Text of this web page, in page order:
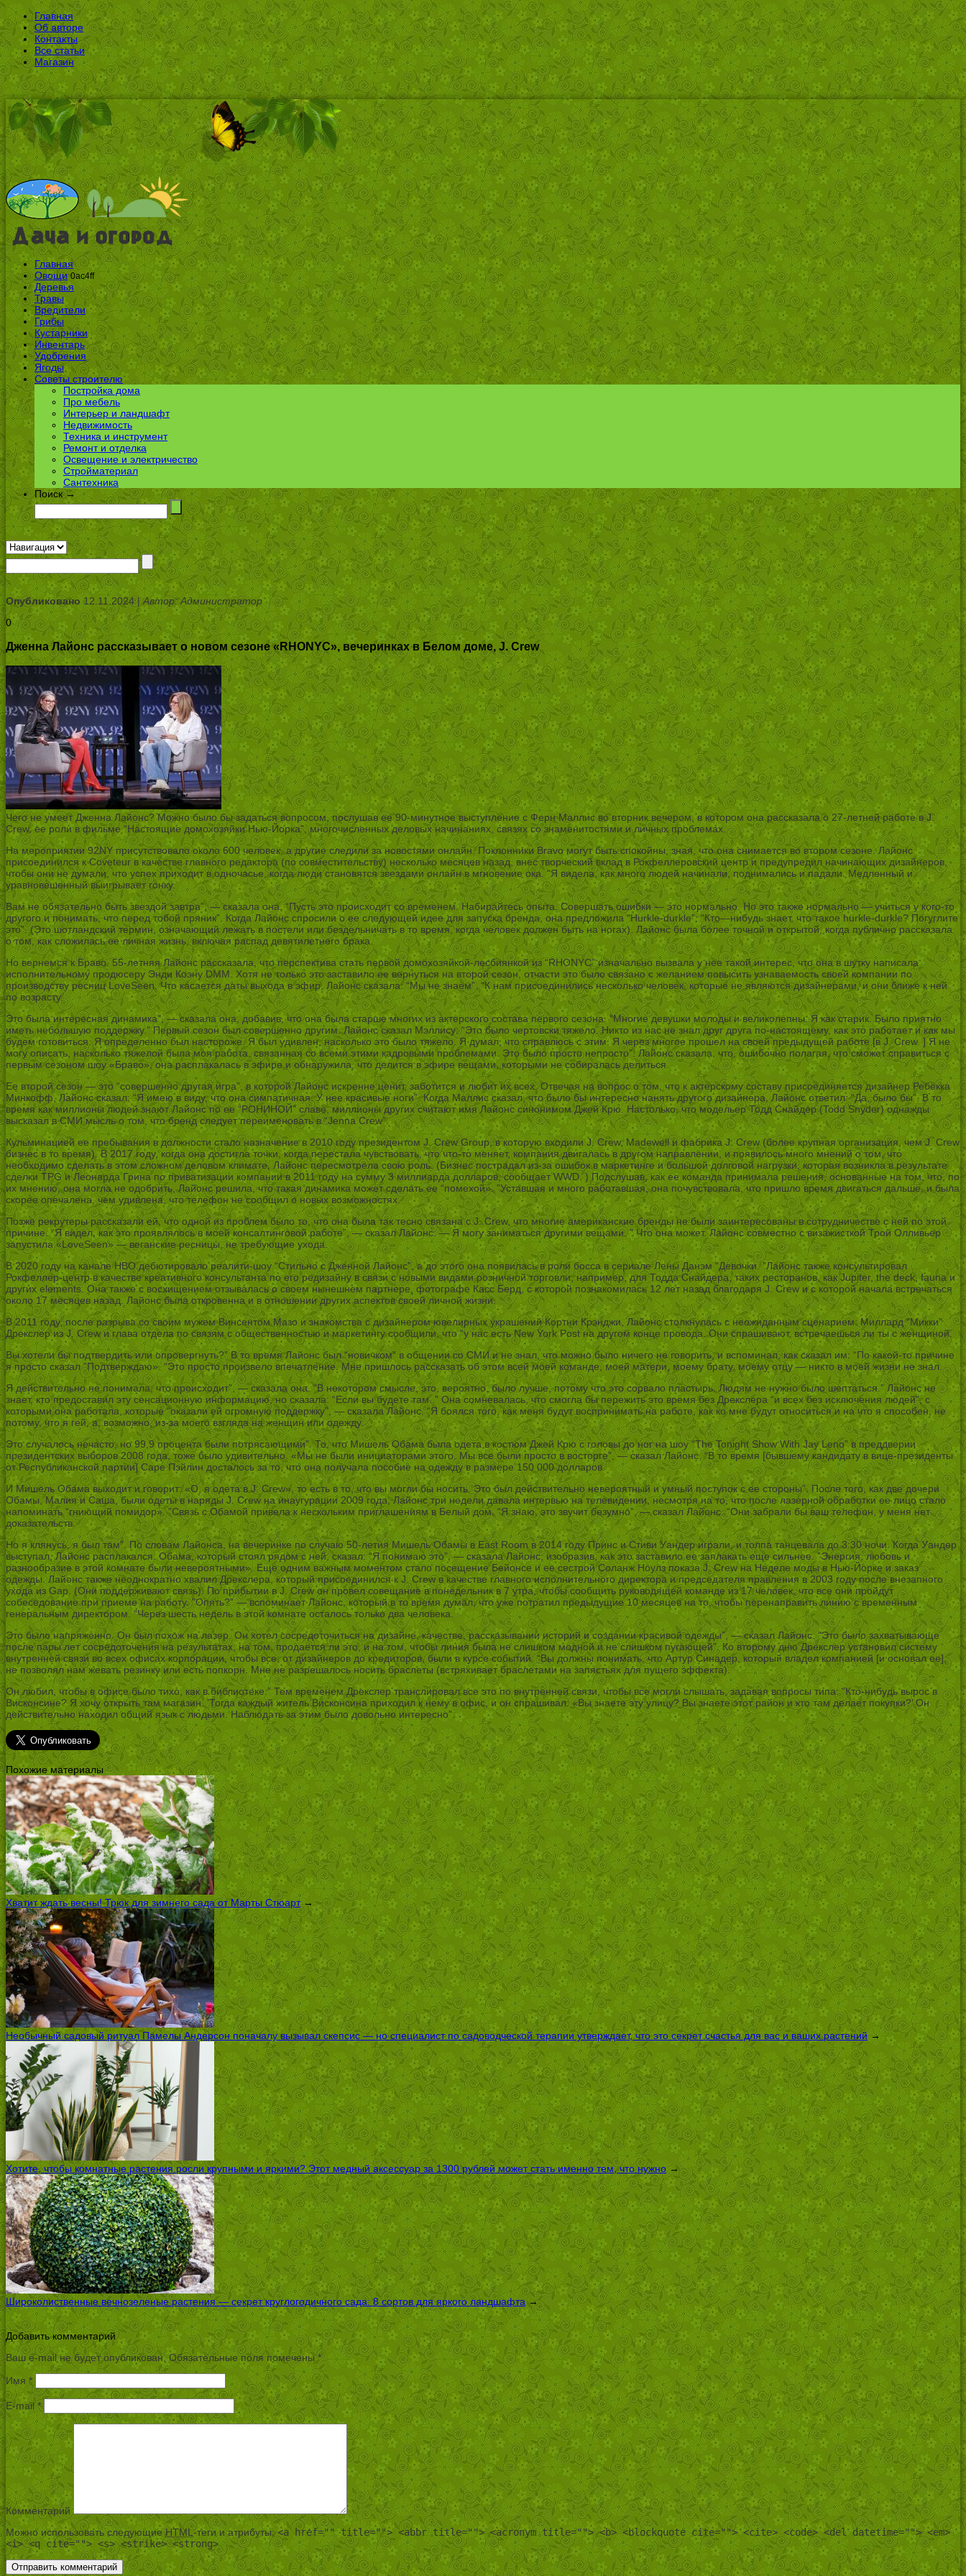
Главная
Об авторе
Контакты
Все статьи
Магазин
Главная
Овощи 0ac4ff
Деревья
Травы
Вредители
Грибы
Кустарники
Инвентарь
Удобрения
Ягоды
Советы строителю
Постройка дома
Про мебель
Интерьер и ландшафт
Недвижимость
Техника и инструмент
Ремонт и отделка
Освещение и электричество
Стройматериал
Сантехника
Поиск →
Опубликовано12.11.2024 |Автор: Администратор
0
Дженна Лайонс рассказывает о новом сезоне «RHONYC», вечеринках в Белом доме, J. Crew
Чего не умеет Дженна Лайонс? Можно было бы задаться вопросом, послушав ее 90-минутное выступление с Ферн Маллис во вторник вечером, в котором она рассказала о 27-летней работе в J.
Crew, ее роли в фильме “Настоящие домохозяйки Нью-Йорка”, многочисленных деловых начинаниях, связях со знаменитостями и личных проблемах.
На мероприятии 92NY присутствовало около 600 человек, а другие следили за новостями онлайн. Поклонники Bravo могут быть спокойны, зная, что она снимается во втором сезоне. Лайонс
присоединился к Coveteur в качестве главного редактора (по совместительству) несколько месяцев назад, внес творческий вклад в Рокфеллеровский центр и предупредил начинающих дизайнеров,
чтобы они не думали, что успех приходит в одночасье, когда люди становятся звездами онлайн в мгновение ока. “Я видела, как много людей начинали, поднимались и падали. Медленный и
уравновешенный выигрывает гонку.
Вам не обязательно быть звездой завтра”, — сказала она. “Пусть это происходит со временем. Набирайтесь опыта. Совершать ошибки — это нормально. Но это также нормально — учиться у кого-то
другого и понимать, что перед тобой пряник”. Когда Лайонс спросили о ее следующей идее для запуска бренда, она предложила “Hurkle-durkle”: “Кто—нибудь знает, что такое hurkle-durkle? Погуглите
это”. (Это шотландский термин, означающий лежать в постели или бездельничать в то время, когда человек должен быть на ногах). Лайонс была более точной и открытой, когда публично рассказала
о том, как сложилась ее личная жизнь, включая распад девятилетнего брака.
Но вернемся к Браво. 55-летняя Лайонс рассказала, что перспектива стать первой домохозяйкой-лесбиянкой из “RHONYC” изначально вызвала у нее такой интерес, что она в шутку написала
исполнительному продюсеру Энди Коэну DMM. Хотя не только это заставило ее вернуться на второй сезон, отчасти это было связано с желанием повысить узнаваемость своей компании по
производству ресниц LoveSeen. Что касается даты выхода в эфир, Лайонс сказала: “Мы не знаем”. “К нам присоединились несколько человек, которые не являются дизайнерами, и они ближе к ней
по возрасту.
Это была интересная динамика”, — сказала она, добавив, что она была старше многих из актерского состава первого сезона. “Многие девушки молоды и великолепны. Я как старик. Было приятно
иметь небольшую поддержку.” Первый сезон был совершенно другим. Лайонс сказал Мэллису: “Это было чертовски тяжело. Никто из нас не знал друг друга по-настоящему, как это работает и как мы
будем готовиться. Я определенно был настороже. Я был удивлен, насколько это было тяжело. Я думал, что справлюсь с этим. Я через многое прошел на своей предыдущей работе [в J. Crew. ] Я не
могу описать, насколько тяжелой была моя работа, связанная со всеми этими кадровыми проблемами. Это было просто непросто”. Лайонс сказала, что, ошибочно полагая, что сможет справиться с
первым сезоном шоу «Браво», она расплакалась в эфире и обнаружила, что делится в эфире вещами, которыми не собиралась делиться.
Ее второй сезон — это “совершенно другая игра”, в которой Лайонс искренне ценит, заботится и любит их всех. Отвечая на вопрос о том, что к актерскому составу присоединяется дизайнер Ребекка
Минкофф, Лайонс сказал: “Я имею в виду, что она симпатичная. У нее красивые ноги”. Когда Маллис сказал, что было бы интересно нанять другого дизайнера, Лайонс ответил: “Да, было бы”. В то
время как миллионы людей знают Лайонс по ее “РОНИНОЙ” славе, миллионы других считают имя Лайонс синонимом Джей Крю. Настолько, что модельер Тодд Снайдер (Todd Snyder) однажды
высказал в СМИ мысль о том, что бренд следует переименовать в “Jenna Crew”.
Кульминацией ее пребывания в должности стало назначение в 2010 году президентом J. Crew Group, в которую входили J. Crew, Madewell и фабрика J. Crew (более крупная организация, чем J. Crew
бизнес в то время). В 2017 году, когда она достигла точки, когда перестала чувствовать, что что-то меняет, компания двигалась в другом направлении, и появилось много мнений о том, что
необходимо сделать в этом сложном деловом климате, Лайонс пересмотрела свою роль. (Бизнес пострадал из-за ошибок в маркетинге и большой долговой нагрузки, которая возникла в результате
сделки TPG и Леонарда Грина по приватизации компании в 2011 году на сумму 3 миллиарда долларов, сообщает WWD. ) Подслушав, как ее команда принимала решения, основанные на том, что, по
их мнению, она могла не одобрить, Лайонс решила, что такая динамика может сделать ее “помехой». ”Уставшая и много работавшая, она почувствовала, что пришло время двигаться дальше, и была
скорее опечалена, чем удивлена, что телефон не сообщил о новых возможностях.
Позже рекрутеры рассказали ей, что одной из проблем было то, что она была так тесно связана с J. Crew, что многие американские бренды не были заинтересованы в сотрудничестве с ней по этой
причине. “Я видел, как это проявлялось в моей консалтинговой работе”, — сказал Лайонс. — Я могу заниматься другими вещами. ” Что она может. Лайонс совместно с визажисткой Трой Олливьер
запустила «LoveSeen» — веганские ресницы, не требующие ухода.
В 2020 году на канале HBO дебютировало реалити-шоу “Стильно с Дженной Лайонс”, а до этого она появилась в роли босса в сериале Лены Данэм “Девочки. ”Лайонс также консультировал
Рокфеллер-центр в качестве креативного консультанта по его редизайну в связи с новыми видами розничной торговли, например, для Тодда Снайдера, таких ресторанов, как Jupiter, the deck, fauna и
других elements. Она также с восхищением отзывалась о своем нынешнем партнере, фотографе Касс Берд, с которой познакомилась 12 лет назад благодаря J. Crew и с которой начала встречаться
около 17 месяцев назад. Лайонс была откровенна и в отношении других аспектов своей личной жизни.
В 2011 году, после разрыва со своим мужем Винсентом Мазо и знакомства с дизайнером ювелирных украшений Кортни Крэнджи, Лайонс столкнулась с неожиданным сценарием: Миллард “Микки”
Дрекслер из J. Crew и глава отдела по связям с общественностью и маркетингу сообщили, что “у нас есть New York Post на другом конце провода. Они спрашивают, встречаешься ли ты с женщиной.
Вы хотели бы подтвердить или опровергнуть?” В то время Лайонс был “новичком” в общении со СМИ и не знал, что можно было ничего не говорить, и вспоминал, как сказал им: “По какой-то причине
я просто сказал ”Подтверждаю». “Это просто произвело впечатление. Мне пришлось рассказать об этом всей моей команде, моей матери, моему брату, моему отцу — никто в моей жизни не знал.
Я действительно не понимала, что происходит”, — сказала она. “В некотором смысле, это, вероятно, было лучше, потому что это сорвало пластырь. Людям не нужно было шептаться.” Лайонс не
знает, кто предоставил эту сенсационную информацию, но сказала: “Если вы будете там..” Она сомневалась, что смогла бы пережить это время без Дрекслера “и всех без исключения людей”, с
которыми она работала, которые “оказали ей огромную поддержку”, — сказала Лайонс. “Я боялся того, как меня будут воспринимать на работе, как ко мне будут относиться и на что я способен, не
потому, что я гей, а, возможно, из-за моего взгляда на женщин или одежду.
Это случалось нечасто, но 99,9 процента были потрясающими”. То, что Мишель Обама была одета в костюм Джей Крю с головы до ног на шоу “The Tonight Show With Jay Leno” в преддверии
президентских выборов 2008 года, тоже было удивительно. «Мы не были инициаторами этого. Мы все были просто в восторге”, — сказал Лайонс. “В то время [бывшему кандидату в вице-президенты
от Республиканской партии] Саре Пэйлин досталось за то, что она получала пособие на одежду в размере 150 000 долларов.
И Мишель Обама выходит и говорит: «О, я одета в J. Crew», то есть в то, что вы могли бы носить. Это был действительно невероятный и умный поступок с ее стороны”. После того, как две дочери
Обамы, Малия и Саша, были одеты в наряды J. Crew на инаугурации 2009 года, Лайонс три недели давала интервью на телевидении, несмотря на то, что после лазерной обработки ее лицо стало
напоминать “гниющий помидор». ”Связь с Обамой привела к нескольким приглашениям в Белый дом. “Я знаю, это звучит безумно”, — сказал Лайонс. “Они забрали бы ваш телефон, у меня нет
доказательств.
Но я клянусь, я был там”. По словам Лайонса, на вечеринке по случаю 50-летия Мишель Обамы в East Room в 2014 году Принс и Стиви Уандер играли, и толпа танцевала до 3:30 ночи. Когда Уандер
выступал, Лайонс расплакался. Обама, который стоял рядом с ней, сказал: “Я понимаю это”, — сказала Лайонс, изобразив, как это заставило ее заплакать еще сильнее. ”Энергия, любовь и
разнообразие в этой комнате были невероятными». Еще одним важным моментом стало посещение Бейонсе и ее сестрой Соланж Ноулз показа J. Crew на Неделе моды в Нью-Йорке и заказ
одежды. Лайонс также неоднократно хвалил Дрекслера, который присоединился к J. Crew в качестве главного исполнительного директора и председателя правления в 2003 году после внезапного
ухода из Gap. (Они поддерживают связь). По прибытии в J. Crew он провел совещание в понедельник в 7 утра, чтобы сообщить руководящей команде из 17 человек, что все они пройдут
собеседование при приеме на работу. ”Опять?” — вспоминает Лайонс, который в то время думал, что уже потратил предыдущие 10 месяцев на то, чтобы перенаправить линию с временным
генеральным директором. “Через шесть недель в этой комнате осталось только два человека.
Это было напряженно. Он был похож на лазер. Он хотел сосредоточиться на дизайне, качестве, рассказывании историй и создании красивой одежды”, — сказал Лайонс. “Это было захватывающе
после пары лет сосредоточения на результатах, на том, продается ли это, и на том, чтобы линия была не слишком модной и не слишком пугающей”. Ко второму дню Дрекслер установил систему
внутренней связи во всех офисах корпорации, чтобы все, от дизайнеров до кредиторов, были в курсе событий. “Вы должны понимать, что Артур Синадер, который владел компанией [и основал ее],
не позволял нам жевать резинку или есть попкорн. Мне не разрешалось носить браслеты (встряхивает браслетами на запястьях для пущего эффекта).
Он любил, чтобы в офисе было тихо, как в библиотеке.” Тем временем Дрекслер транслировал все это по внутренней связи, чтобы все могли слышать, задавая вопросы типа: “Кто-нибудь вырос в
Висконсине? Я хочу открыть там магазин. ’Тогда каждый житель Висконсина приходил к нему в офис, и он спрашивал: «Вы знаете эту улицу? Вы знаете этот район и кто там делает покупки?’ Он
действительно находил общий язык с людьми. Наблюдать за этим было довольно интересно”.
Похожие материалы
Хватит ждать весны! Трюк для зимнего сада от Марты Стюарт→
Необычный садовый ритуал Памелы Андерсон поначалу вызывал скепсис — но специалист по садоводческой терапии утверждает, что это секрет счастья для вас и ваших растений →
Хотите, чтобы комнатные растения росли крупными и яркими? Этот медный аксессуар за 1300 рублей может стать именно тем, что нужно →
Широколиственные вечнозеленые растения — секрет круглогодичного сада: 8 сортов для яркого ландшафта →
Добавить комментарий
Ваш e-mail не будет опубликован.Обязательные поля помечены*
Имя *
E-mail*
Комментарий
Можно использовать следующие HTML-теги и атрибуты:<a href="" title=""> <abbr title=""> <acronym title=""> <b> <blockquote cite=""> <cite> <code> <del datetime=""> <em>
<i> <q cite=""> <s> <strike> <strong>